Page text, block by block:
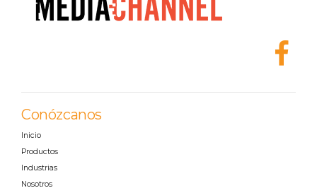
Conózcanos
Inicio
Productos
Industrias
Nosotros